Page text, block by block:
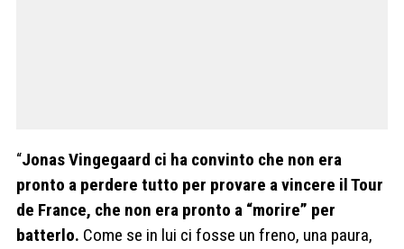
“Jonas Vingegaard ci ha convinto che non era
pronto a perdere tutto per provare a vincere il Tour
de France, che non era pronto a “morire” per
batterlo. Come se in lui ci fosse un freno, una paura,